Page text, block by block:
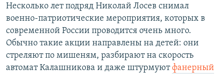
Несколько лет подряд Николай Лосев снимал
военно-патриотические мероприятия, которых в
современной России проводится очень много.
Обычно такие акции направлены на детей: они
стреляют по мишеням, разбирают на скорость
автомат Калашникова и даже штурмуютфанерный